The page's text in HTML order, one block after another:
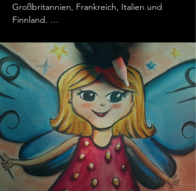
Großbritannien, Frankreich, Italien und
Finnland.
schon schweren Geschäftsalltag zumindest
das Entgegennehmen von Zahlungen mit
Flatpay leicht und angenehm ist. Mit diesen
beiden Werbespots konnten wir wir die
Leistungen von Flatpay unzähligen
Selbstständigen in ganz Europa näher
bringen.